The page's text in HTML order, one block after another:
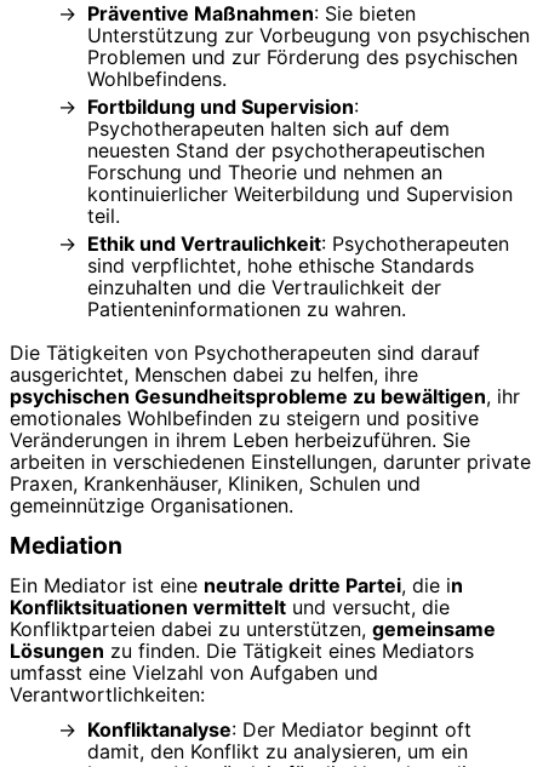
Präventive Maßnahmen: Sie bieten
Unterstützung zur Vorbeugung von psychischen
Problemen und zur Förderung des psychischen
Wohlbefindens.
Fortbildung und Supervision:
Psychotherapeuten halten sich auf dem
neuesten Stand der psychotherapeutischen
Forschung und Theorie und nehmen an
kontinuierlicher Weiterbildung und Supervision
teil.
Ethik und Vertraulichkeit: Psychotherapeuten
sind verpflichtet, hohe ethische Standards
einzuhalten und die Vertraulichkeit der
Patienteninformationen zu wahren.
Die Tätigkeiten von Psychotherapeuten sind darauf
ausgerichtet, Menschen dabei zu helfen, ihre
psychischen Gesundheitsprobleme zu bewältigen, ihr
emotionales Wohlbefinden zu steigern und positive
Veränderungen in ihrem Leben herbeizuführen. Sie
arbeiten in verschiedenen Einstellungen, darunter private
Praxen, Krankenhäuser, Kliniken, Schulen und
gemeinnützige Organisationen.
Mediation
Ein Mediator ist eine neutrale dritte Partei, die in
Konfliktsituationen vermittelt und versucht, die
Konfliktparteien dabei zu unterstützen, gemeinsame
Lösungen zu finden. Die Tätigkeit eines Mediators
umfasst eine Vielzahl von Aufgaben und
Verantwortlichkeiten:
Konfliktanalyse: Der Mediator beginnt oft
damit, den Konflikt zu analysieren, um ein